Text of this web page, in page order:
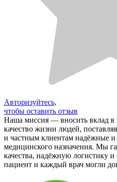
Авторизуйтесь,
чтобы оставить отзыв
Наша миссия — вносить вклад в
качество жизни людей,
и частным клиентам надёжные и
медицинского назначения. Мы
качества, надёжную логистику
пациент и каждый врач могли